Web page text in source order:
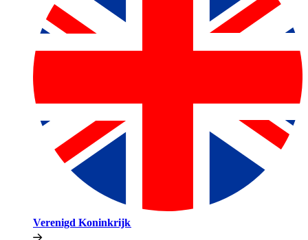
Verenigd Koninkrijk​​